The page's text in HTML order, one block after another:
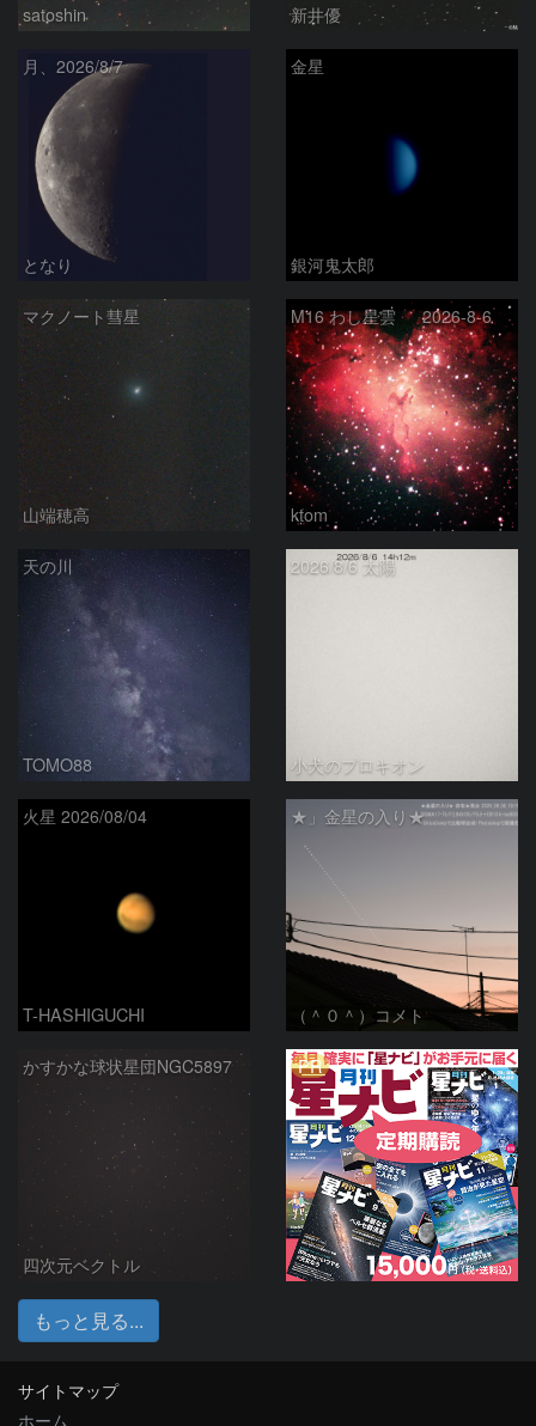
satoshin 新井優
月、2026/8/7
となり
金星
銀河鬼太郎
マクノート彗星
山端穂高
M16 わし星雲 2026-8-6
ktom
天の川
TOMO88
2026/8/6 太陽
小犬のプロキオン
火星 2026/08/04
T-HASHIGUCHI
★」金星の入り★
（＾０＾）コメト
かすかな球状星団NGC5897
四次元ベクトル
PR
もっと見る...
サイトマップ
ホーム